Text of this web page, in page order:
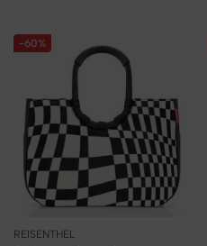
-60%
REISENTHEL